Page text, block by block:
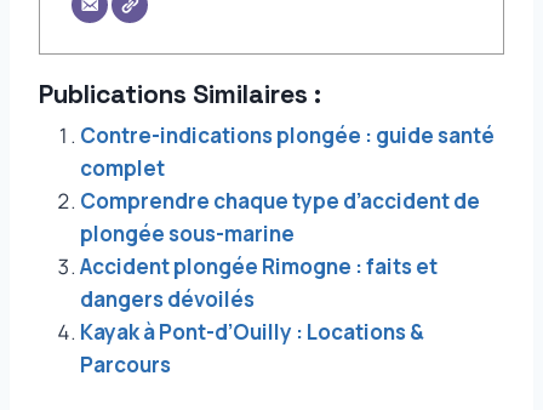
Publications Similaires :
Contre-indications plongée : guide santé
complet
Comprendre chaque type d’accident de
plongée sous-marine
Accident plongée Rimogne : faits et
dangers dévoilés
Kayak à Pont-d’Ouilly : Locations &
Parcours